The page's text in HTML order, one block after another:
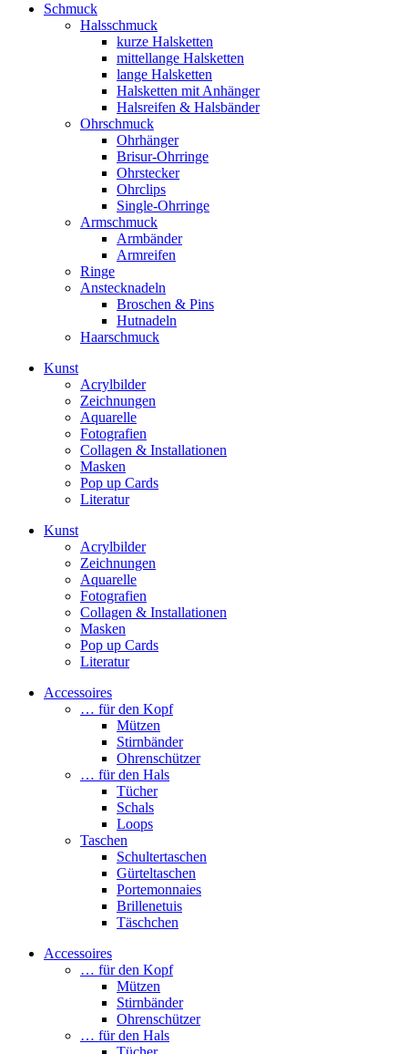
Schmuck
Halsschmuck
kurze Halsketten
mittellange Halsketten
lange Halsketten
Halsketten mit Anhänger
Halsreifen & Halsbänder
Ohrschmuck
Ohrhänger
Brisur-Ohrringe
Ohrstecker
Ohrclips
Single-Ohrringe
Armschmuck
Armbänder
Armreifen
Ringe
Anstecknadeln
Broschen & Pins
Hutnadeln
Haarschmuck
Kunst
Acrylbilder
Zeichnungen
Aquarelle
Fotografien
Collagen & Installationen
Masken
Pop up Cards
Literatur
Kunst
Acrylbilder
Zeichnungen
Aquarelle
Fotografien
Collagen & Installationen
Masken
Pop up Cards
Literatur
Accessoires
… für den Kopf
Mützen
Stirnbänder
Ohrenschützer
… für den Hals
Tücher
Schals
Loops
Taschen
Schultertaschen
Gürteltaschen
Portemonnaies
Brillenetuis
Täschchen
Accessoires
… für den Kopf
Mützen
Stirnbänder
Ohrenschützer
… für den Hals